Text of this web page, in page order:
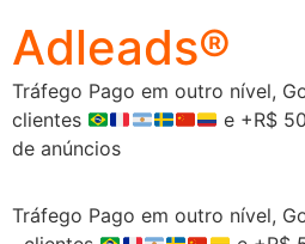
Adleads®
Tráfego Pago em outro nível,
clientes
e +R$
de anúncios
Tráfego Pago em outro nível,